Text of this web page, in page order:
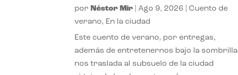
por Néstor Mir |Ago 9, 2026 |Cuento de
verano, En la ciudad
Este cuento de verano, por entregas,
además de entretenernos bajo la sombrilla
nos traslada al subsuelo de la ciudad